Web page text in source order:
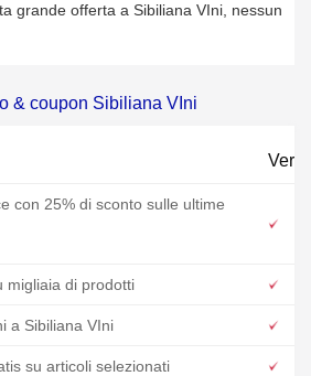
grande offerta a Sibiliana VIni, nessun
& coupon Sibiliana VIni
con 25% di sconto sulle ultime
migliaia di prodotti
a Sibiliana VIni
su articoli selezionati